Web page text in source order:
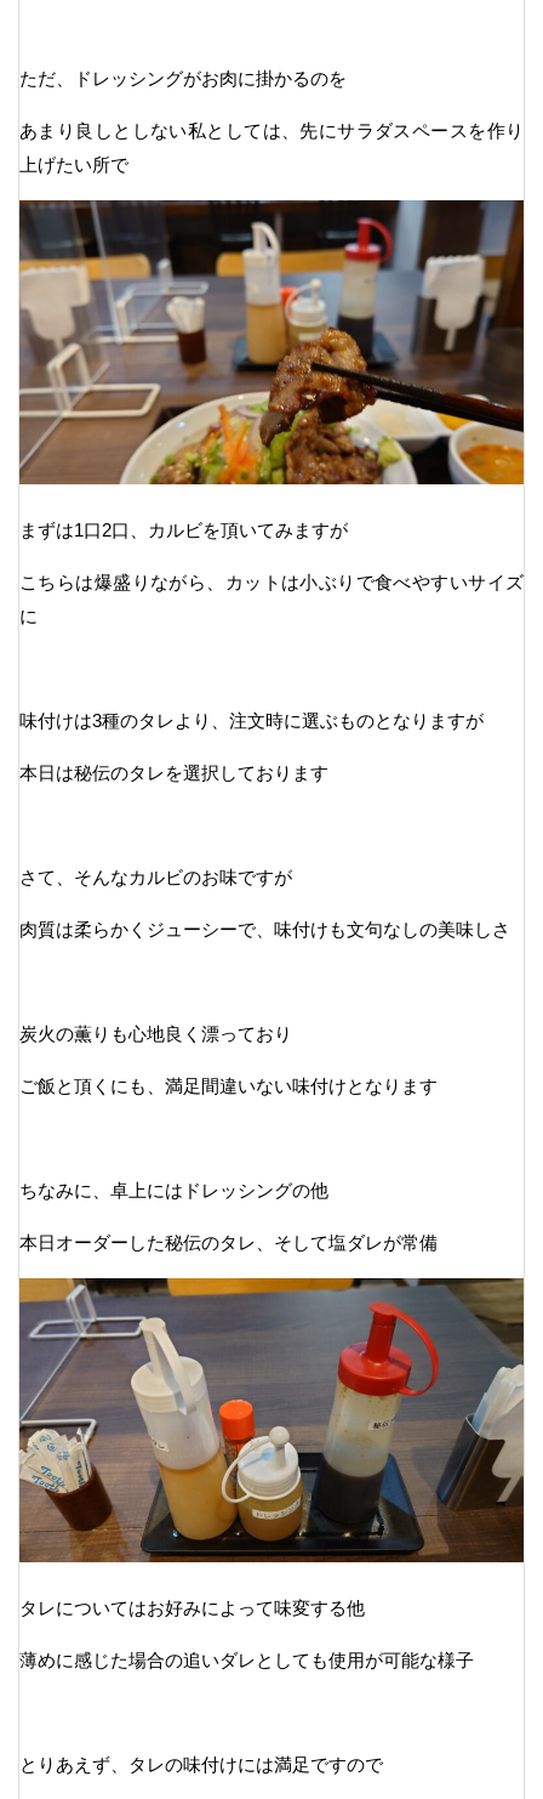
ただ、ドレッシングがお肉に掛かるのを
あまり良しとしない私としては、先にサラダスペースを作り
上げたい所で
まずは1口2口、カルビを頂いてみますが
こちらは爆盛りながら、カットは小ぶりで食べやすいサイズ
に
味付けは3種のタレより、注文時に選ぶものとなりますが
本日は秘伝のタレを選択しております
さて、そんなカルビのお味ですが
肉質は柔らかくジューシーで、味付けも文句なしの美味しさ
炭火の薫りも心地良く漂っており
ご飯と頂くにも、満足間違いない味付けとなります
ちなみに、卓上にはドレッシングの他
本日オーダーした秘伝のタレ、そして塩ダレが常備
タレについてはお好みによって味変する他
薄めに感じた場合の追いダレとしても使用が可能な様子
とりあえず、タレの味付けには満足ですので